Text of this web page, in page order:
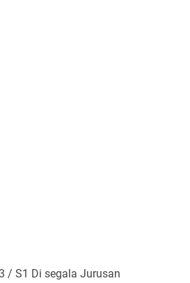
/ S1 Di segala Jurusan